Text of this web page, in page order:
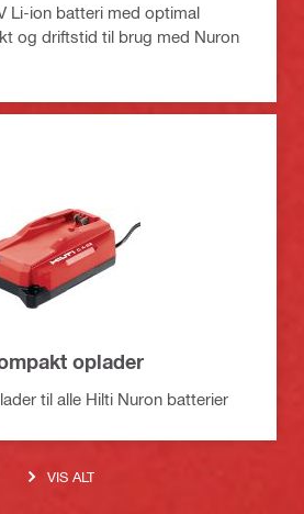
Li-ion batteri med optimal
og driftstid til brug med Nuron
oplader
til alle Hilti Nuron batterier
VIS ALT